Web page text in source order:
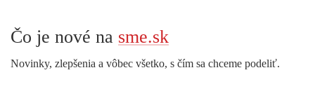
Čo je nové na sme.sk
Novinky, zlepšenia a vôbec všetko, s čím sa chceme podeliť.